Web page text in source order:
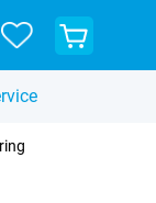
Bekijk
je
winkelwagen